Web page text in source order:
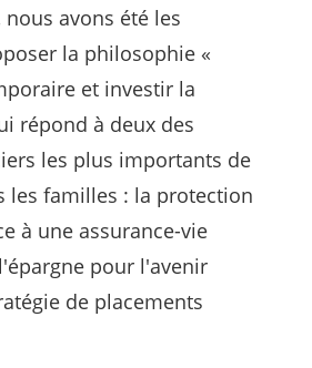
nous avons été les
la philosophie «
et investir la
répond à deux des
les plus importants de
les familles : la protection
à une assurance-vie
pour l'avenir
de placements